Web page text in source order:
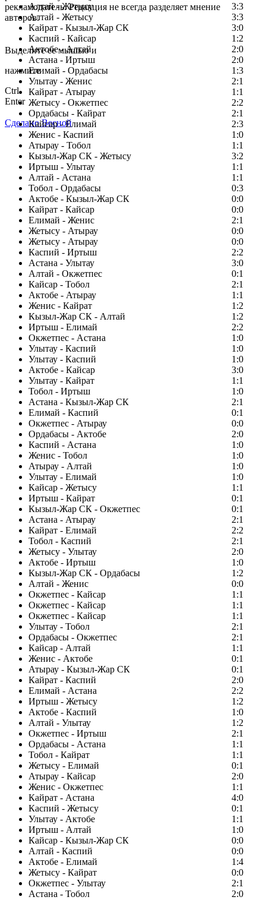
Алтай - Жетысу
3:3
Алтай - Жетысу
3:3
Кайрат - Кызыл-Жар СК
3:0
Каспий - Кайсар
1:2
Актобе - Алтай
2:0
Астана - Иртыш
2:0
Елимай - Ордабасы
1:3
Улытау - Женис
2:1
Кайрат - Атырау
1:1
Жетысу - Окжетпес
2:2
Ордабасы - Кайрат
2:1
Кайсар - Елимай
2:3
Женис - Каспий
1:0
Атырау - Тобол
1:1
Кызыл-Жар СК - Жетысу
3:2
Иртыш - Улытау
1:1
Алтай - Астана
1:1
Тобол - Ордабасы
0:3
Актобе - Кызыл-Жар СК
0:0
Кайрат - Кайсар
0:0
Елимай - Женис
2:1
Жетысу - Атырау
0:0
Жетысу - Атырау
0:0
Каспий - Иртыш
2:2
Астана - Улытау
3:0
Алтай - Окжетпес
0:1
Кайсар - Тобол
2:1
Актобе - Атырау
1:1
Женис - Кайрат
1:2
Кызыл-Жар СК - Алтай
1:2
Иртыш - Елимай
2:2
Окжетпес - Астана
1:0
Улытау - Каспий
1:0
Улытау - Каспий
1:0
Актобе - Кайсар
3:0
Улытау - Кайрат
1:1
Тобол - Иртыш
1:0
Астана - Кызыл-Жар СК
2:1
Елимай - Каспий
0:1
Окжетпес - Атырау
0:0
Ордабасы - Актобе
2:0
Каспий - Астана
1:0
Женис - Тобол
1:0
Атырау - Алтай
1:0
Улытау - Елимай
1:0
Кайсар - Жетысу
1:1
Иртыш - Кайрат
0:1
Кызыл-Жар СК - Окжетпес
0:1
Астана - Атырау
2:1
Кайрат - Елимай
2:2
Тобол - Каспий
2:1
Жетысу - Улытау
2:0
Актобе - Иртыш
1:0
Кызыл-Жар СК - Ордабасы
1:2
Алтай - Женис
0:0
Окжетпес - Кайсар
1:1
Окжетпес - Кайсар
1:1
Окжетпес - Кайсар
1:1
Улытау - Тобол
2:1
Ордабасы - Окжетпес
2:1
Кайсар - Алтай
1:1
Женис - Актобе
0:1
Атырау - Кызыл-Жар СК
0:1
Кайрат - Каспий
2:0
Елимай - Астана
2:2
Иртыш - Жетысу
1:2
Актобе - Каспий
1:0
Алтай - Улытау
1:2
Окжетпес - Иртыш
2:1
Ордабасы - Астана
1:1
Тобол - Кайрат
1:1
Жетысу - Елимай
0:1
Атырау - Кайсар
2:0
Женис - Окжетпес
1:1
Кайрат - Астана
4:0
Каспий - Жетысу
0:1
Улытау - Актобе
1:1
Иртыш - Алтай
1:0
Кайсар - Кызыл-Жар СК
0:0
Алтай - Каспий
0:0
Актобе - Елимай
1:4
Жетысу - Кайрат
0:0
Окжетпес - Улытау
2:1
Астана - Тобол
2:0
рекламодатель. Редакция не всегда разделяет мнение
авторов.
Заметили ошибку в тексте?
Выделите ее мышью и
нажмите
Ctrl
Enter
Сделано Весной